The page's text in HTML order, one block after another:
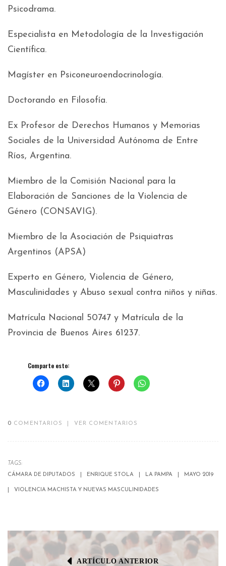
Psicodrama.
Especialista en Metodología de la Investigación
Científica.
Magíster en Psiconeuroendocrinología.
Doctorando en Filosofía.
Ex Profesor de Derechos Humanos y Memorias
Sociales de la Universidad Autónoma de Entre
Ríos, Argentina.
Miembro de la Comisión Nacional para la
Elaboración de Sanciones de la Violencia de
Género (CONSAVIG).
Miembro de la Asociación de Psiquiatras
Argentinos (APSA)
Experto en Género, Violencia de Género,
Masculinidades y Abuso sexual contra niños y niñas.
Matrícula Nacional 50747 y Matrícula de la
Provincia de Buenos Aires 61237.
Comparte esto:
0 COMENTARIOS VER COMENTARIOS
TAGS:
CÁMARA DE DIPUTADOS
ENRIQUE STOLA LA PAMPA MAYO 2019
VIOLENCIA MACHISTA Y NUEVAS MASCULINIDADES
ARTÍCULO ANTERIOR